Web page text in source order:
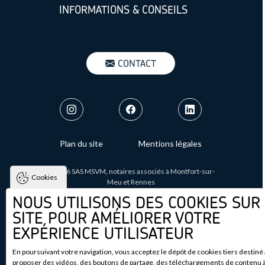
INFORMATIONS & CONSEILS
MENU : BOUTON CONTACT
CONTACT
MENU : SOCIAL NETWORKS
Plan du site Mentions légales
2026SAS MSVM, notaires associés à Montfort-sur-
Meu et Rennes
Tous droits réservés.
Conçu par
Cookies
NOUS UTILISONS DES COOKIES SUR
SITE POUR AMÉLIORER VOTRE
EXPÉRIENCE UTILISATEUR
En poursuivant votre navigation, vous acceptez le dépôt de cookies tiers destiné
proposer des vidéos, des boutons de partage, des téléchargements de contenu